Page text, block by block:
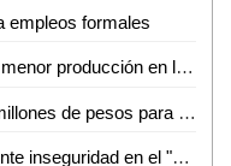
empleos formales
Ingenio Plan de Ayala, entre los de menor producción en la Zafra 2024–2025
Ricardo Gallardo anuncia mil 500 millones de pesos para emprendedores y emprendedoras potosinas
Potosinos protestarán por la creciente inseguridad en el "San Luis Amable" de Enrique Galindo